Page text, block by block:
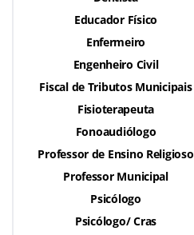
Educador Físico
Enfermeiro
Engenheiro Civil
Fiscal de Tributos Municipais
Fisioterapeuta
Fonoaudiólogo
Professor de Ensino Religioso
Professor Municipal
Psicólogo
Psicólogo/ Cras